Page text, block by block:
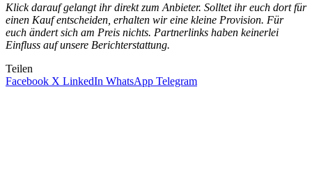
Klick darauf gelangt ihr direkt zum Anbieter. Solltet ihr euch dort für
einen Kauf entscheiden, erhalten wir eine kleine Provision. Für
euch ändert sich am Preis nichts. Partnerlinks haben keinerlei
Einfluss auf unsere Berichterstattung.
Teilen
Facebook X LinkedIn WhatsApp Telegram